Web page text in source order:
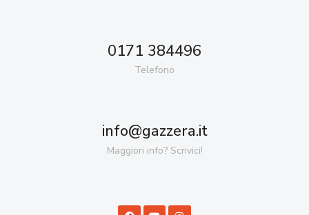
0171 384496
Telefono
info@gazzera.it
Maggiori info? Scrivici!